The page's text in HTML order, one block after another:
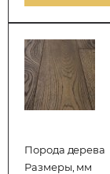
Порода дерева
Размеры, мм